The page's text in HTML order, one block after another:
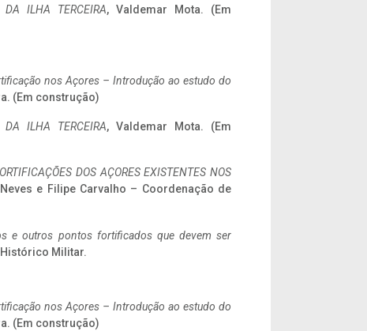
DA ILHA TERCEIRA, Valdemar Mota. (Em
nos Açores – Introdução ao estudo do
(Em construção)
DA ILHA TERCEIRA, Valdemar Mota. (Em
DOS AÇORES EXISTENTES NOS
e Filipe Carvalho – Coordenação de
e outros pontos fortificados que devem ser
Militar.
nos Açores – Introdução ao estudo do
(Em construção)